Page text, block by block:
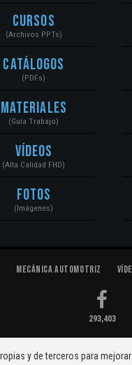
Cursos
(Archivos PPTs)
Catálogos
(PDFs)
Materiales
(Guía Trabajo)
Vídeos
(Alta Calidad FHD)
Fotos
(Imágenes)
Mecánica Automotriz
293,403
y de terceros para